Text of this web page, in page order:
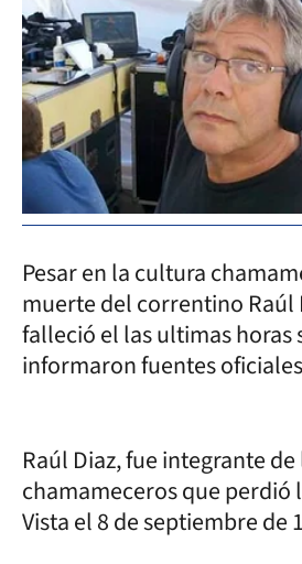
Pesar en la cultura
muerte del correntino Raúl
falleció el las ultimas horas
informaron fuentes
Raúl Diaz, fue integrante
chamameceros que perdió
Vista el 8 de septiembre de